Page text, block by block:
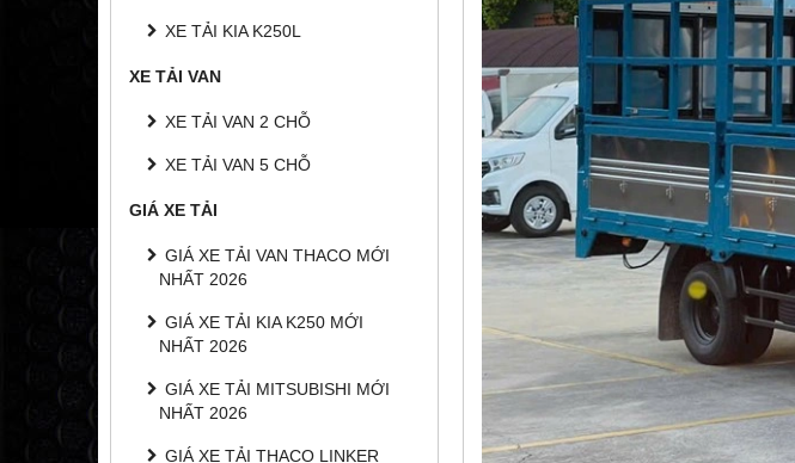
XE TẢI KIA K250L
XE TẢI VAN
XE TẢI VAN 2 CHỖ
XE TẢI VAN 5 CHỖ
GIÁ XE TẢI
GIÁ XE TẢI VAN THACO MỚI
NHẤT 2026
GIÁ XE TẢI KIA K250 MỚI
NHẤT 2026
GIÁ XE TẢI MITSUBISHI MỚI
NHẤT 2026
GIÁ XE TẢI THACO LINKER